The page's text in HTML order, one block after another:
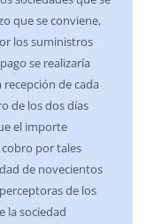
que se conviene,
los suministros
se realizaría
de cada
de los dos días
el importe
por tales
de novecientos
de los
la sociedad